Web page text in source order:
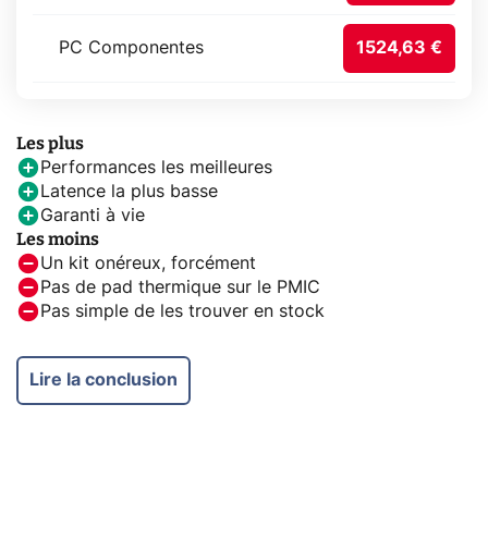
PC Componentes 1524,63 €
Les plus
Performances les meilleures
Latence la plus basse
Garanti à vie
Les moins
Un kit onéreux, forcément
Pas de pad thermique sur le PMIC
Pas simple de les trouver en stock
Lire la conclusion